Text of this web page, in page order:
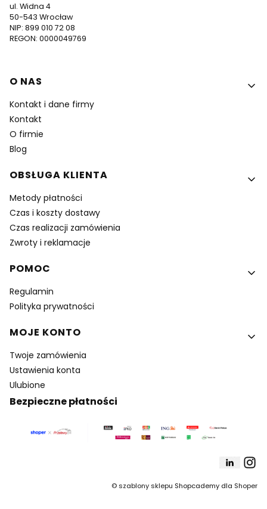
ul. Widna 4
50-543 Wrocław
NIP: 899 010 72 08
REGON: 0000049769
Linki w stopce
O NAS
Kontakt i dane firmy
Kontakt
O firmie
Blog
OBSŁUGA KLIENTA
Metody płatności
Czas i koszty dostawy
Czas realizacji zamówienia
Zwroty i reklamacje
POMOC
Regulamin
Polityka prywatności
MOJE KONTO
Twoje zamówienia
Ustawienia konta
Ulubione
Bezpieczne płatności
©szablony sklepu Shopcademy dla Shoper